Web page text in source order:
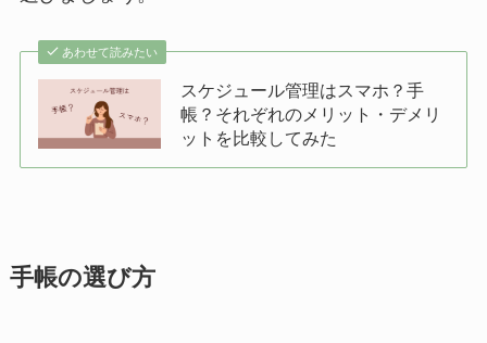
あわせて読みたい
スケジュール管理はスマホ？手
帳？それぞれのメリット・デメリ
ットを比較してみた
手帳の選び方